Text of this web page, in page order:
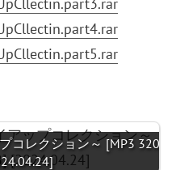
コレクション～ [MP3 320